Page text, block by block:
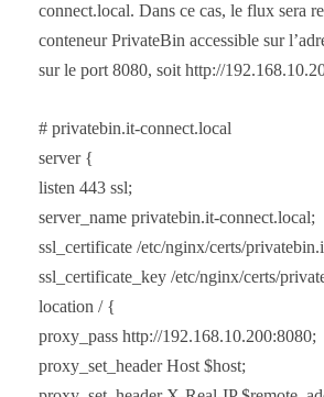
connect.local. Dans ce cas, le flux sera
conteneur PrivateBin accessible sur
sur le port 8080, soit http://
# privatebin.it-connect.local
server {
listen 443 ssl;
server_name privatebin.it-connect.local;
ssl_certificate /etc/nginx/certs/
ssl_certificate_key /etc/nginx/certs/
location / {
proxy_pass http://192.168.10.200:8080;
proxy_set_header Host $host;